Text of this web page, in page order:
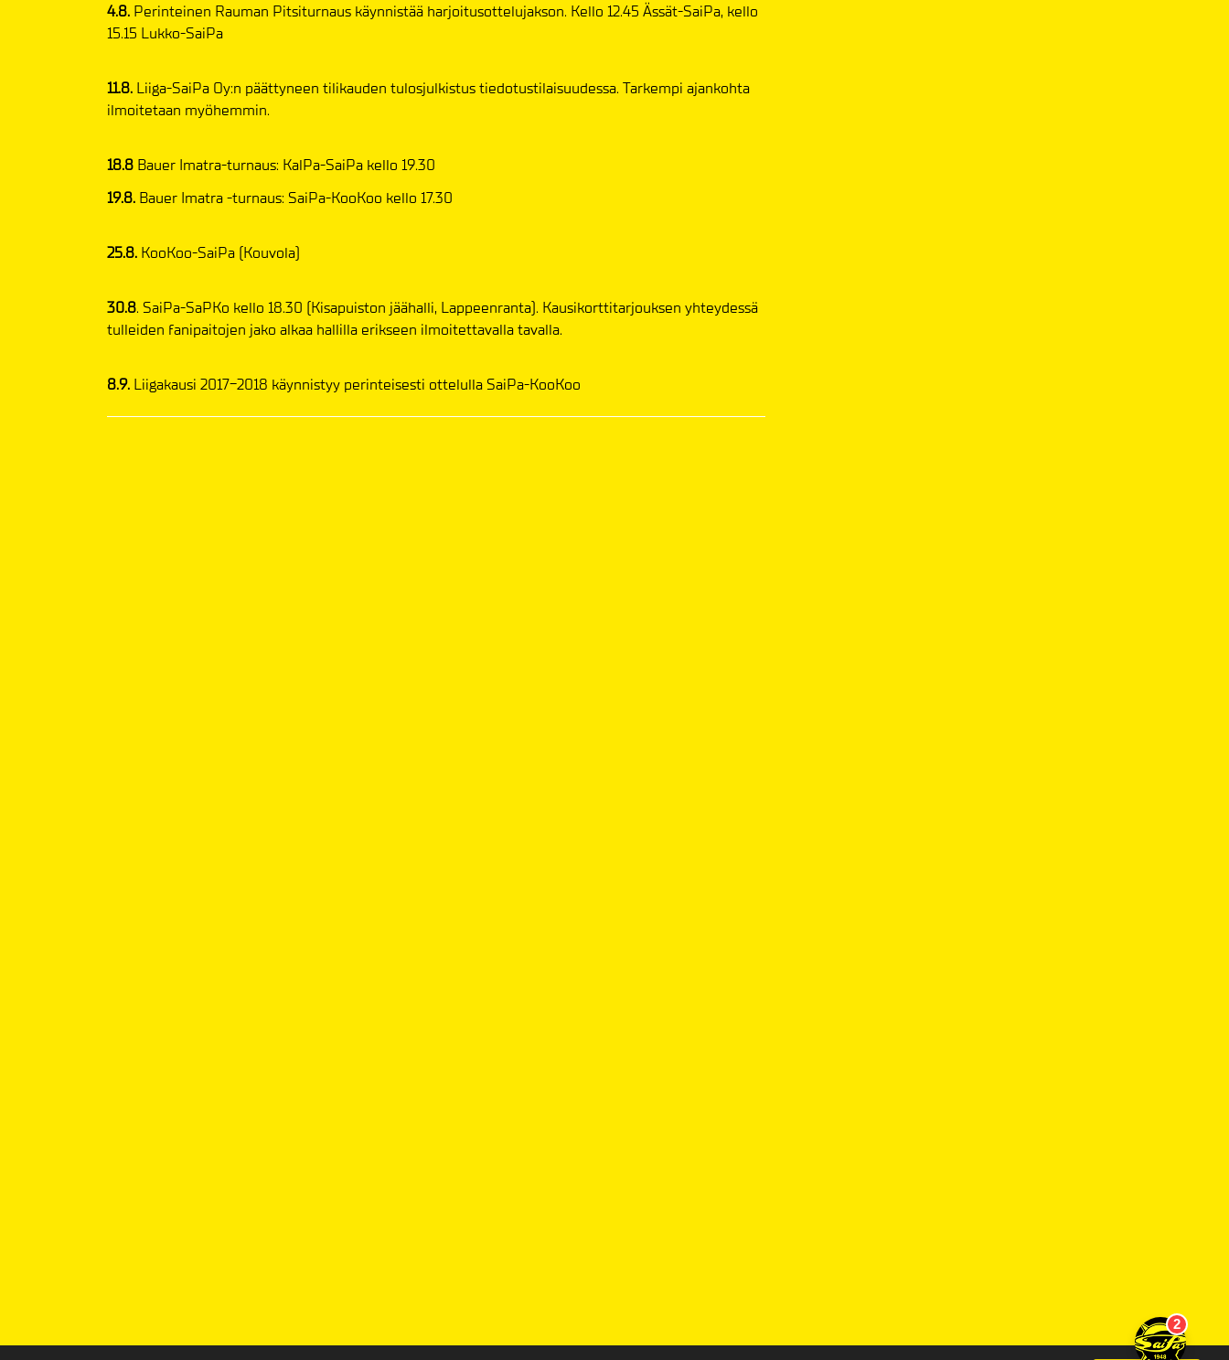
4.8. Perinteinen Rauman Pitsiturnaus käynnistää harjoitusottelujakson. Kello 12.45 Ässät-SaiPa, kello
15.15 Lukko-SaiPa
11.8. Liiga-SaiPa Oy:n päättyneen tilikauden tulosjulkistus tiedotustilaisuudessa. Tarkempi ajankohta
ilmoitetaan myöhemmin.
18.8 Bauer Imatra-turnaus: KalPa-SaiPa kello 19.30
19.8. Bauer Imatra -turnaus: SaiPa-KooKoo kello 17.30
25.8. KooKoo-SaiPa (Kouvola)
30.8. SaiPa-SaPKo kello 18.30 (Kisapuiston jäähalli, Lappeenranta). Kausikorttitarjouksen yhteydessä
tulleiden fanipaitojen jako alkaa hallilla erikseen ilmoitettavalla tavalla.
8.9. Liigakausi 2017-2018 käynnistyy perinteisesti ottelulla SaiPa-KooKoo